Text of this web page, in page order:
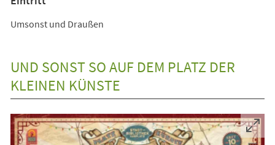
Umsonst und Draußen
UND SONST SO AUF DEM PLATZ DER
KLEINEN KÜNSTE